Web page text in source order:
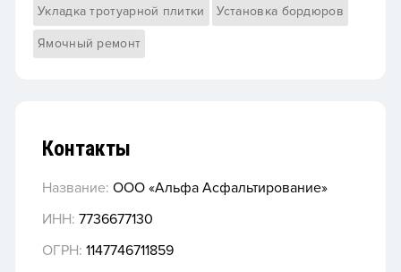
Укладка тротуарной плитки Установка бордюров
Ямочный ремонт
Контакты
Название: ООО «Альфа Асфальтирование»
ИНН: 7736677130
ОГРН: 1147746711859